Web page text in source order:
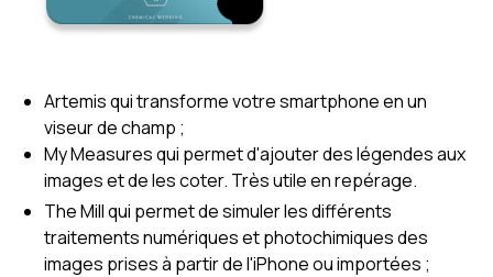
Artemis qui transforme votre smartphone en un
viseur de champ ;
My Measures qui permet d'ajouter des légendes aux
images et de les coter. Très utile en repérage.
The Mill qui permet de simuler les différents
traitements numériques et photochimiques des
images prises à partir de l'iPhone ou importées ;